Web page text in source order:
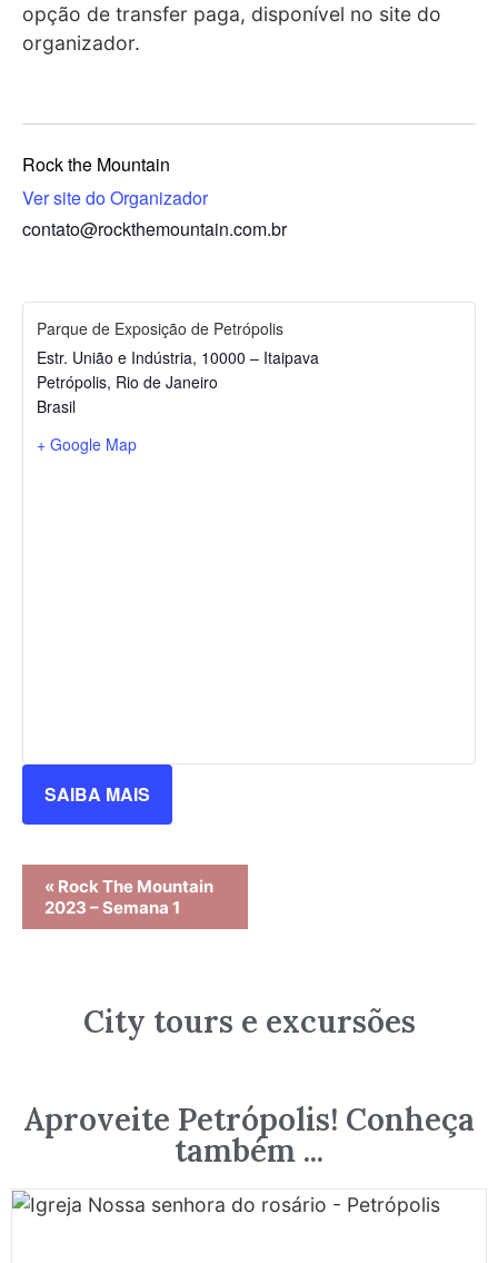
opção de transfer paga, disponível no site do
organizador.
Rock the Mountain
Ver site do Organizador
contato@rockthemountain.com.br
Parque de Exposição de Petrópolis
Estr. União e Indústria, 10000 – Itaipava
Petrópolis, Rio de Janeiro
Brasil
+ Google Map
SAIBA MAIS
Evento
Navegação
« Rock The Mountain
2023 – Semana 1
City tours e excursões
Aproveite Petrópolis! Conheça
também ...